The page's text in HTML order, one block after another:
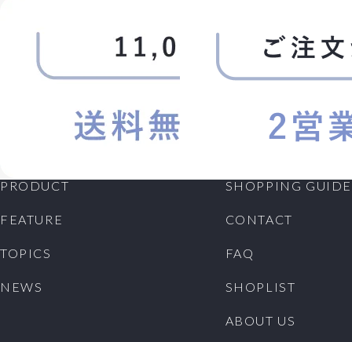
PRODUCT
FEATURE
TOPICS
NEWS
SHOPPING GUIDE
CONTACT
FAQ
SHOPLIST
ABOUT US